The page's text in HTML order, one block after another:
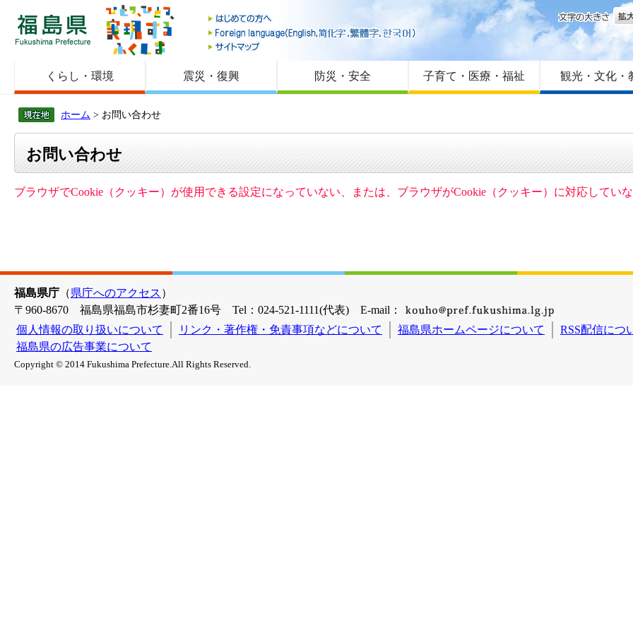
福島県
はじめての方へ
Foreign language
サイトマップ
文字
くらし・環境 震災・復興 防災・安全 子育て・医療・福祉 観光・文化・
ホーム > お問い合わせ
お問い合わせ
ブラウザでCookie（クッキー）が使用できる設定になっていない、または、ブラウザがCookie（クッキー）に対応してい
福島県庁 （県庁へのアクセス ）
〒960-8670 福島県福島市杉妻町2番16号 Tel：024-521-1111(代表) E-mail：
個人情報の取り扱いについて
リンク・著作権・免責事項などについて 福島県ホームページについて
RSS配信につ
福島県の広告事業について
Copyright © 2014 Fukushima Prefecture.All Rights Reserved.